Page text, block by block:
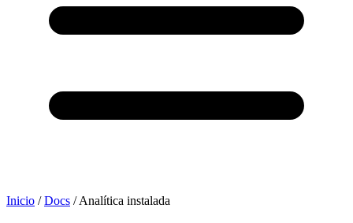
Inicio / Docs / Analítica instalada